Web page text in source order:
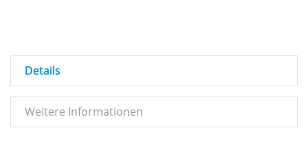
Details
Weitere Informationen